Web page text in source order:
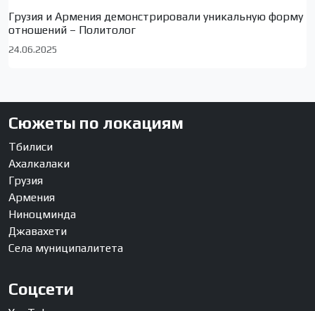
Грузия и Армения демонстрировали уникальную форму
отношений – Политолог
24.06.2025
Сюжеты по локациям
Тбилиси
Ахалкалаки
Грузия
Армения
Ниноцминда
Джавахети
Села муниципалитета
Соцсети